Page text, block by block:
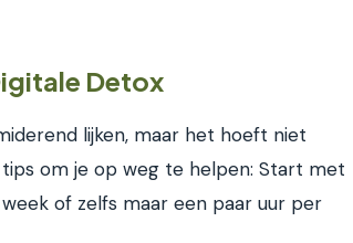
Detox
lijken, maar het hoeft niet
om je op weg te helpen: Start met
of zelfs maar een paar uur per